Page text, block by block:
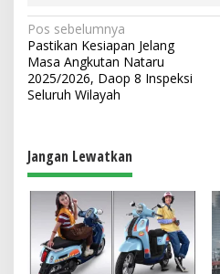
N
a
v
i
a
s
i
p
o
Pos sebelumnya
Pastikan Kesiapan Jelang
Masa Angkutan Nataru
2025/2026, Daop 8 Inspeksi
Seluruh Wilayah
Jangan Lewatkan